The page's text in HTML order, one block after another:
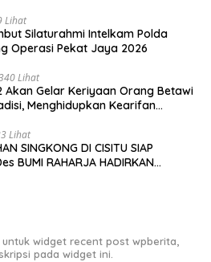
Lihat
Silaturahmi Intelkam Polda
Operasi Pekat Jaya 2026
Lihat
Akan Gelar Keriyaan Orang Betawi
Menghidupkan Kearifan
Lihat
SINGKONG DI CISITU SIAP
BUMI RAHARJA HADIRKAN
widget recent post wpberita,
pada widget ini.